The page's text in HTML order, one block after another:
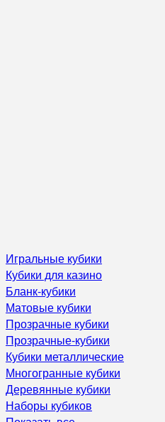
Игральные кубики
Кубики для казино
Бланк-кубики
Матовые кубики
Прозрачные кубики
Прозрачные-кубики
Кубики металлические
Многогранные кубики
Деревянные кубики
Наборы кубиков